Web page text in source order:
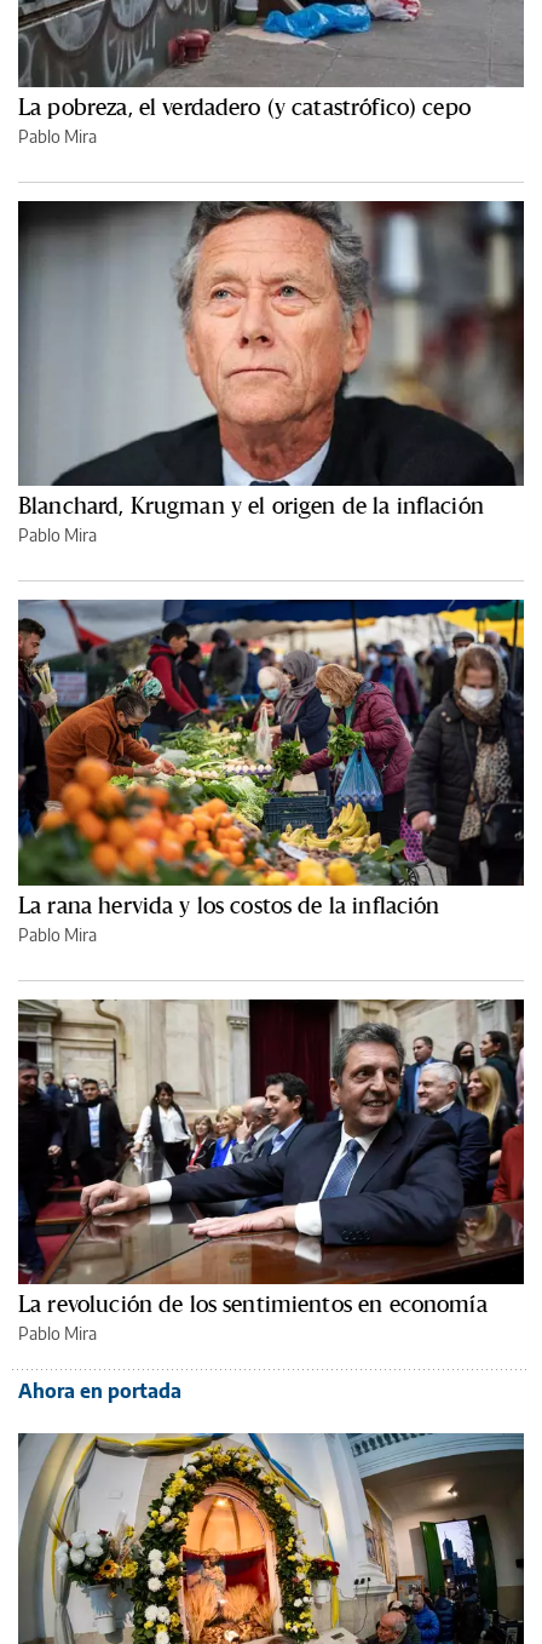
La pobreza, el verdadero (y catastrófico) cepo
Pablo Mira
Blanchard, Krugman y el origen de la inflación
Pablo Mira
La rana hervida y los costos de la inflación
Pablo Mira
La revolución de los sentimientos en economía
Pablo Mira
Ahora en portada